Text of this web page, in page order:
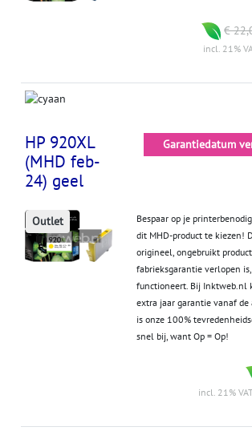
€
incl. 21%
HP 920XL
(MHD feb-
24) geel
Garantiedatum
Outlet
Bespaar op je
dit MHD-product te kiezen!
origineel, ongebruikt
fabrieksgarantie verlopen
functioneert. Bij Inktweb.nl
extra jaar garantie vanaf de
is onze 100%
snel bij, want Op = Op!
incl. 21%